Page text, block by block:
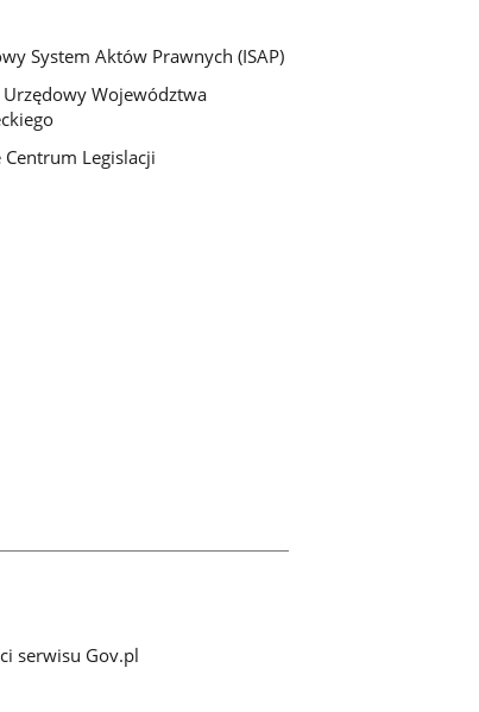
System Aktów Prawnych (ISAP)
Województwa
Centrum Legislacji
serwisu Gov.pl